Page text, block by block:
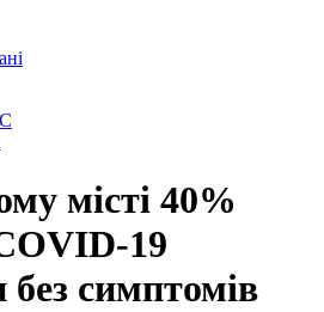
місті 40%
19
без симптомів